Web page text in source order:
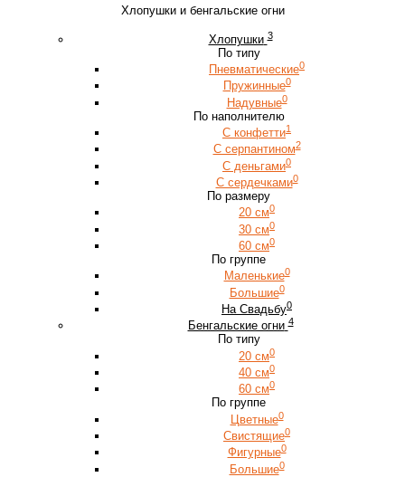
Хлопушки и бенгальские огни
Хлопушки 3
По типу
Пневматические0
Пружинные0
Надувные0
По наполнителю
С конфетти1
С серпантином2
С деньгами0
С сердечками0
По размеру
20 см0
30 см0
60 см0
По группе
Маленькие0
Большие0
На Свадьбу0
Бенгальские огни 4
По типу
20 см0
40 см0
60 см0
По группе
Цветные0
Свистящие0
Фигурные0
Большие0